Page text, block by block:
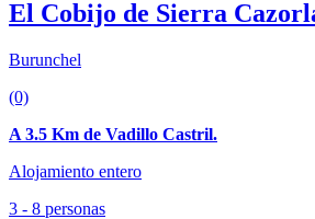
El Cobijo de Sierra
Burunchel
(0)
A 3.5 Km de Vadillo Castril.
Alojamiento entero
3 - 8 personas